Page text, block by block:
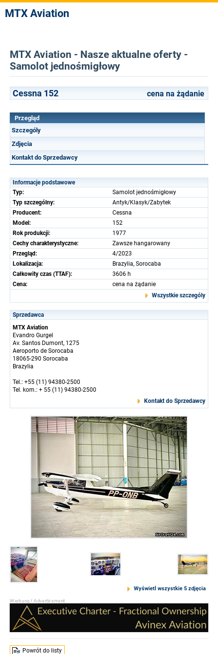
MTX Aviation
MTX Aviation - Nasze aktualne oferty -
Samolot jednośmigłowy
Cessna 152 cena na żądanie
Przegląd
Szczególy
Zdjęcia
Kontakt do Sprzedawcy
Informacje podstawowe
Typ:
Samolot jednośmigłowy
Typ szczególny:
Antyk/Klasyk/Zabytek
Producent:
Cessna
Model:
152
Rok produkcji:
1977
Cechy charakterystyczne:
Zawsze hangarowany
Przegląd:
4/2023
Lokalizacja:
Brazylia, Sorocaba
Całkowity czas (TTAF):
3606 h
Cena:
cena na żądanie
Wszystkie szczególy
Sprzedawca
MTX Aviation
Evandro Gurgel
Av. Santos Dumont, 1275
Aeroporto de Sorocaba
18065-290 Sorocaba
Brazylia
Tel.: +55 (11) 94380-2500
Tel. kom.: + 55 (11) 94380-2500
Kontakt do Sprzedawcy
Wyświetl wszystkie 5 zdjęcia
Powrót do listy